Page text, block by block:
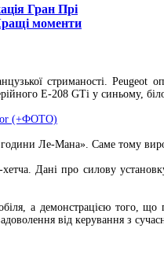
Гран Прі
моменти
стриманості. Peugeot
E-208 GTi у синьому,
(+ФОТО)
Ле-Мана». Саме тому
Дані про силову
а демонстрацією того, що
від керування з